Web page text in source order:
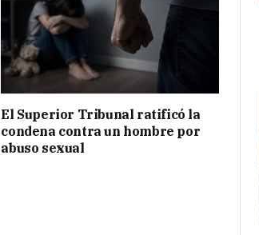
El Superior Tribunal ratificó la
condena contra un hombre por
abuso sexual